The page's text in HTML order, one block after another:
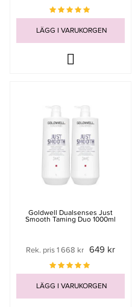
LÄGG I VARUKORGEN
Goldwell Dualsenses Just
Smooth Taming Duo 1000ml
Rek. pris 1 668 kr 649 kr
LÄGG I VARUKORGEN